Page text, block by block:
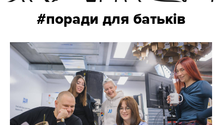
#поради для батьків